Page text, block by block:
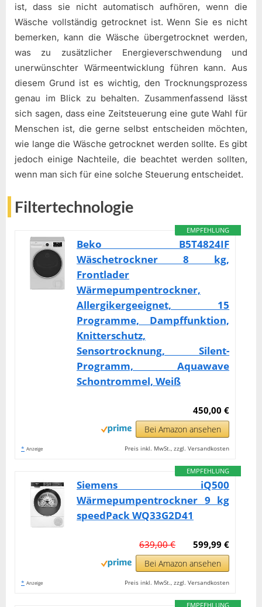
ist, dass sie nicht automatisch aufhören, wenn die
Wäsche vollständig getrocknet ist. Wenn Sie es nicht
bemerken, kann die Wäsche übergetrocknet werden,
was zu zusätzlicher Energieverschwendung und
unerwünschter Wärmeentwicklung führen kann. Aus
diesem Grund ist es wichtig, den Trocknungsprozess
genau im Blick zu behalten. Zusammenfassend lässt
sich sagen, dass eine Zeitsteuerung eine gute Wahl für
Menschen ist, die gerne selbst entscheiden möchten,
wie lange die Wäsche getrocknet werden sollte. Es gibt
jedoch einige Nachteile, die beachtet werden sollten,
wenn man sich für eine solche Steuerung entscheidet.
Filtertechnologie
EMPFEHLUNG
Beko B5T4824IF
Wäschetrockner 8 kg,
Frontlader
Wärmepumpentrockner,
Allergikergeeignet, 15
Programme, Dampffunktion,
Knitterschutz,
Sensortrocknung, Silent-
Programm, Aquawave
Schontrommel, Weiß
450,00 €
Bei Amazon ansehen
* Anzeige Preis inkl. MwSt., zzgl. Versandkosten
EMPFEHLUNG
Siemens iQ500
Wärmepumpentrockner 9 kg
speedPack WQ33G2D41
599,99 €
639,00 €
Bei Amazon ansehen
* Anzeige Preis inkl. MwSt., zzgl. Versandkosten
EMPFEHLUNG